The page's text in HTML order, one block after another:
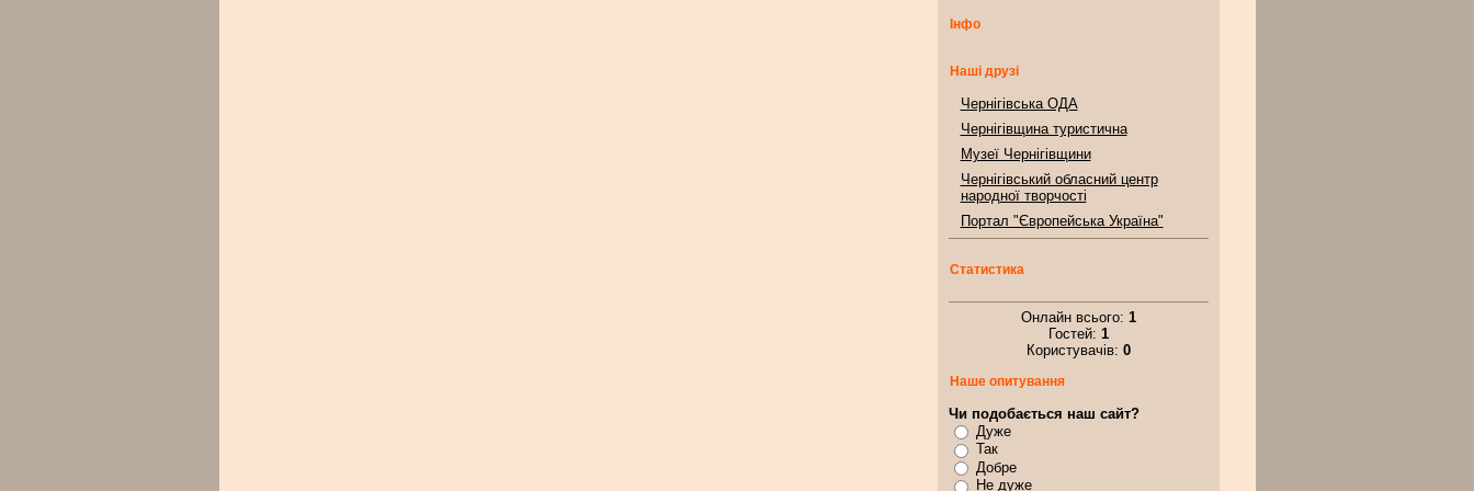
Інфо
Наші друзі
Чернігівська ОДА
Чернігівщина туристична
Музеї Чернігівщини
Чернігівський обласний центр
народної творчості
Портал "Європейська Україна"
Статистика
Онлайн всього: 1
Гостей: 1
Користувачів: 0
Наше опитування
Чи подобається наш сайт?
Дуже
Так
Добре
Не дуже